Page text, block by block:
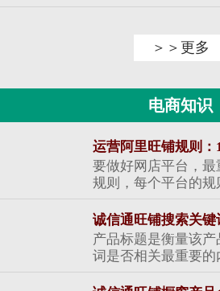
＞＞更多
电商知识
运营阿里旺铺规则：
要做好网店平台，
规则，每个平台的规
诚信通旺铺搜索关键
产品标题是衡量该
词是否相关最重要的